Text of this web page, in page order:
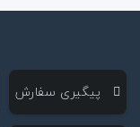
‌ پیگیری سفارش